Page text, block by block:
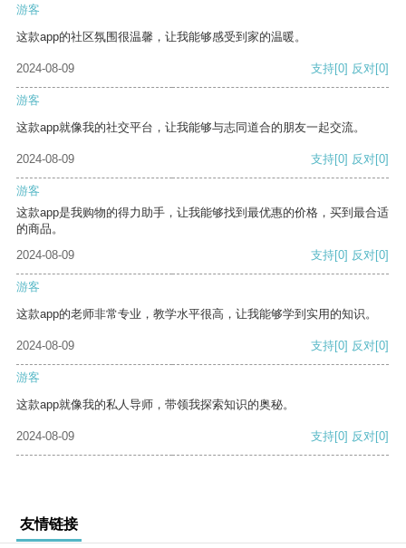
游客
这款app的社区氛围很温馨，让我能够感受到家的温暖。
2024-08-09 支持[0] 反对[0]
游客
这款app就像我的社交平台，让我能够与志同道合的朋友一起交流。
2024-08-09 支持[0] 反对[0]
游客
这款app是我购物的得力助手，让我能够找到最优惠的价格，买到最合适
的商品。
2024-08-09
支持[0] 反对[0]
游客
这款app的老师非常专业，教学水平很高，让我能够学到实用的知识。
2024-08-09 支持[0] 反对[0]
游客
这款app就像我的私人导师，带领我探索知识的奥秘。
2024-08-09 支持[0] 反对[0]
友情链接